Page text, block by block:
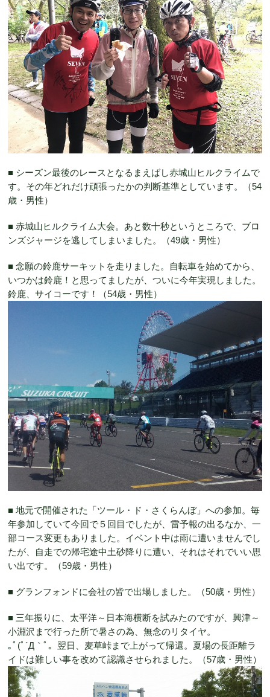
■ シーズン最後のレースとなるまえばし赤城山ヒルクライムで
す。その年どれだけ頑張ったかの判断基準としています。（54
歳・男性）
■ 赤城山ヒルクライム大会。あと数十秒というところで、ブロ
ンズジャージを逃してしまいました。（49歳・男性）
■ 念願の鈴鹿サーキットを走りました。自転車を始めてから、
いつかは鈴鹿！と思ってましたが、ついに今年実現しました。
鈴鹿、サイコーです！（54歳・男性）
■ 地元で開催された「ツール・ド・さくらんぼ」への参加。毎
年参加していて今回で５回目でしたが、雷予報の出るなか、一
部コース変更もありました。イベント中は雨に遭いませんでし
たが、自走での帰宅途中土砂降りに遭い、それはそれでいい思
い出です。（59歳・男性）
■ グランフォンドに会社の皆で出場しました。（50歳・男性）
■ 三年振りに、太平洋～日本海横断を試みたのですが、興津～
小淵沢まで行った所で暑さの為、無念のリタイヤ。
｡ﾟ(ﾟ´Д｀ﾟ。翌日、麦草峠まで上がって帰還。夏場の長距離ラ
イドは難しい事を改めて認識させられました。（57歳・男性）